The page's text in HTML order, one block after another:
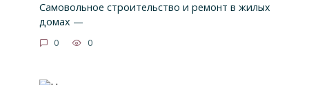
Самовольное строительство и ремонт в жилых
домах —
0 0